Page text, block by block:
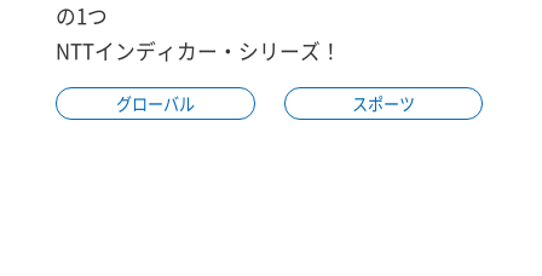
の1つ
NTTインディカー・シリーズ！
グローバル スポーツ